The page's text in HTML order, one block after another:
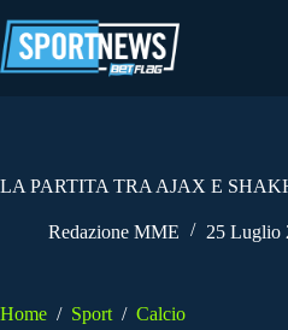
al
contenuto
LA PARTITA TRA AJAX E
Redazione MME 25 Luglio
Home / Sport / Calcio